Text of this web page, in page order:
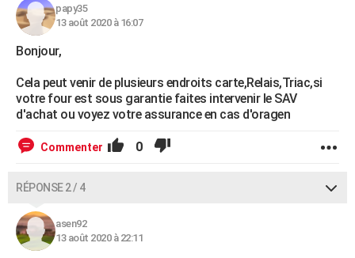
Bricolage
Lifestyle
Culture
Sport
Auto
Television
Voyage
Cinema
papy35
13 août 2020 à 16:07
Bonjour,
Cela peut venir de plusieurs endroits carte,Relais,Triac,si
votre four est sous garantie faites intervenir le SAV
d'achat ou voyez votre assurance en cas d'oragen
Commenter 0
RÉPONSE 2 / 4
asen92
13 août 2020 à 22:11